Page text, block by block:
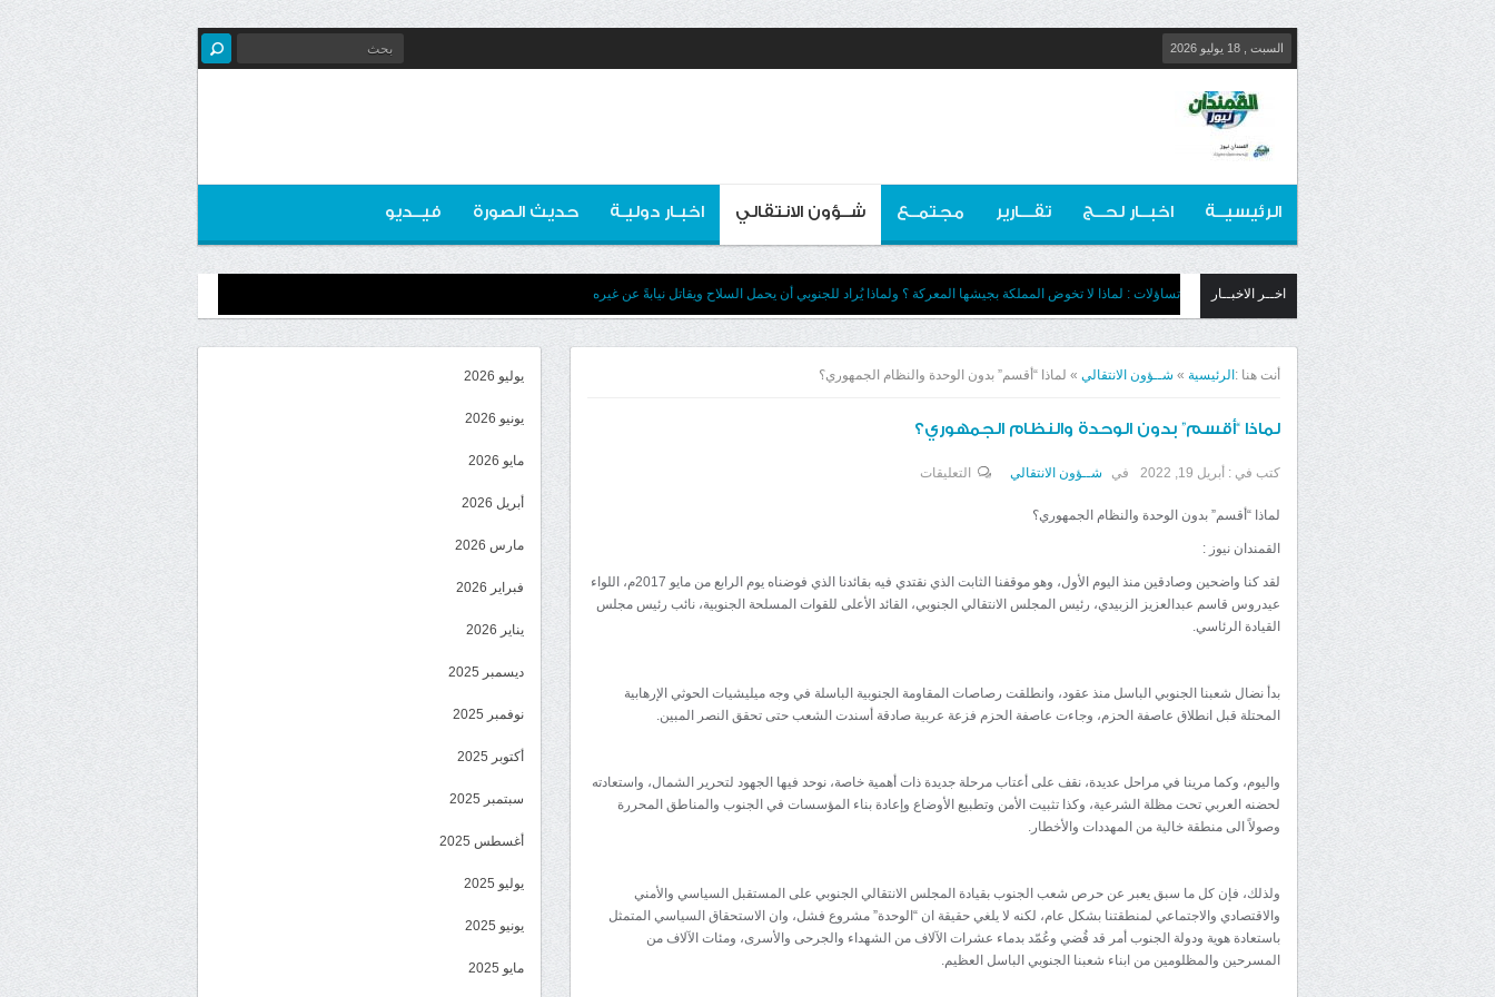
السبت , 18 يوليو 2026
الرئيسيــة اخبــار لحــج تقـــارير مجتمــع شــؤون الانتقالي اخبـار دوليـة حديث الصورة فيــديو
اخــر الاخبــار تساؤلات : لماذا لا تخوض المملكة بجيشها المعركة ؟ ولماذا يُراد للجنوبي أن يحمل السلاح ويقاتل نيابةً عن غيره
أنت هنا : الرئيسية » شــؤون الانتقالي » لماذا “أقسم” بدون الوحدة والنظام الجمهوري؟
لماذا “أقسم” بدون الوحدة والنظام الجمهوري؟
كتب في : أبريل 19, 2022 في شــؤون الانتقالي التعليقات
الوحدة
والنظام
لماذا “أقسم” بدون الوحدة والنظام الجمهوري؟
القمندان نيوز :
لقد كنا واضحين وصادقين منذ اليوم الأول، وهو موقفنا الثابت الذي نقتدي فيه بقائدنا الذي فوضناه يوم الرابع من مايو 2017م، اللواء
عيدروس قاسم عبدالعزيز الزبيدي، رئيس المجلس الانتقالي الجنوبي، القائد الأعلى للقوات المسلحة الجنوبية، نائب رئيس مجلس
القيادة الرئاسي.
بدأ نضال شعبنا الجنوبي الباسل منذ عقود، وانطلقت رصاصات المقاومة الجنوبية الباسلة في وجه ميليشيات الحوثي الإرهابية
المحتلة قبل انطلاق عاصفة الحزم، وجاءت عاصفة الحزم فزعة عربية صادقة أسندت الشعب حتى تحقق النصر المبين.
واليوم، وكما مرينا في مراحل عديدة، نقف على أعتاب مرحلة جديدة ذات أهمية خاصة، نوحد فيها الجهود لتحرير الشمال، واستعادته
لحضنه العربي تحت مظلة الشرعية، وكذا تثبيت الأمن وتطبيع الأوضاع وإعادة بناء المؤسسات في الجنوب والمناطق المحررة
وصولاً الى منطقة خالية من المهددات والأخطار.
ولذلك، فإن كل ما سبق يعبر عن حرص شعب الجنوب بقيادة المجلس الانتقالي الجنوبي على المستقبل السياسي والأمني
والاقتصادي والاجتماعي لمنطقتنا بشكل عام، لكنه لا يلغي حقيقة ان “الوحدة” مشروع فشل، وان الاستحقاق السياسي المتمثل
باستعادة هوية ودولة الجنوب أمر قد قُضي وعُمّد بدماء عشرات الآلاف من الشهداء والجرحى والأسرى، ومئات الآلاف من
المسرحين والمظلومين من ابناء شعبنا الجنوبي الباسل العظيم.
يوليو 2026
يونيو 2026
مايو 2026
أبريل 2026
مارس 2026
فبراير 2026
يناير 2026
ديسمبر 2025
نوفمبر 2025
أكتوبر 2025
سبتمبر 2025
أغسطس 2025
يوليو 2025
يونيو 2025
مايو 2025